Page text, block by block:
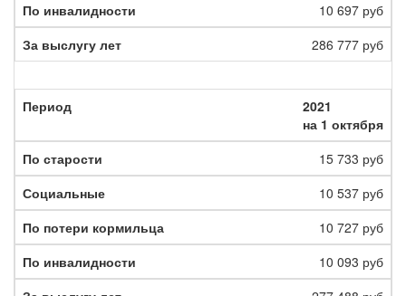
10 697 руб
286 777 руб
2021
на 1 октября
15 733 руб
10 537 руб
10 727 руб
10 093 руб